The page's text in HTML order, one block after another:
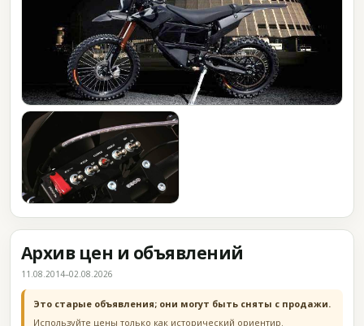
Архив цен и объявлений
11.08.2014–02.08.2026
Это старые объявления; они могут быть сняты с продажи.
Используйте цены только как исторический ориентир.